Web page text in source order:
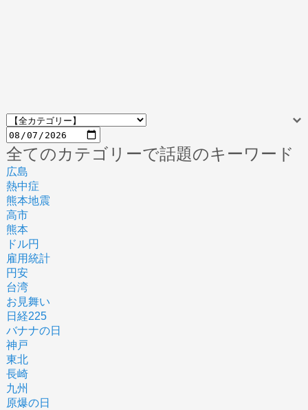
全てのカテゴリーで話題のキーワード
広島
熱中症
熊本地震
高市
熊本
ドル円
雇用統計
円安
台湾
お見舞い
日経225
バナナの日
神戸
東北
長崎
九州
原爆の日